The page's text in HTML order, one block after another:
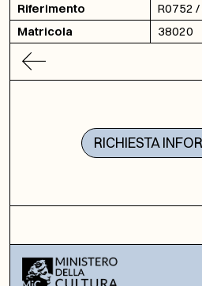
Riferimento
R0752
Matricola
38020
RICHIESTA